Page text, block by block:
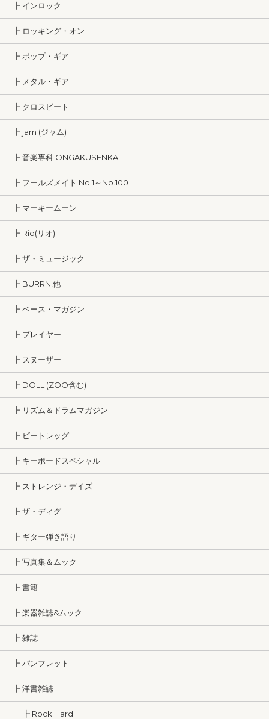
┣ インロック
┣ ロッキング・オン
┣ ポップ・ギア
┣ メタル・ギア
┣ クロスビート
┣ jam (ジャム)
┣ 音楽専科 ONGAKUSENKA
┣ フールズメイト No.1～No.100
┣ マーキームーン
┣ Rio(リオ)
┣ ザ・ミュージック
┣ BURRN!他
┣ ベース・マガジン
┣ プレイヤー
┣ スヌーザー
┣ DOLL (ZOO含む)
┣ リズム＆ドラムマガジン
┣ ビートレッグ
┣ キーボードスペシャル
┣ ストレンジ・デイズ
┣ ザ・ディグ
┣ ギター弾き語り
┣ 写真集＆ムック
┣ 書籍
┣ 楽器雑誌&ムック
┣ 雑誌
┣ パンフレット
┣ 洋書雑誌
┣ Rock Hard